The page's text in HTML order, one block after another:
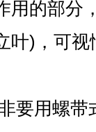
用的部分
叶)，可
要用螺